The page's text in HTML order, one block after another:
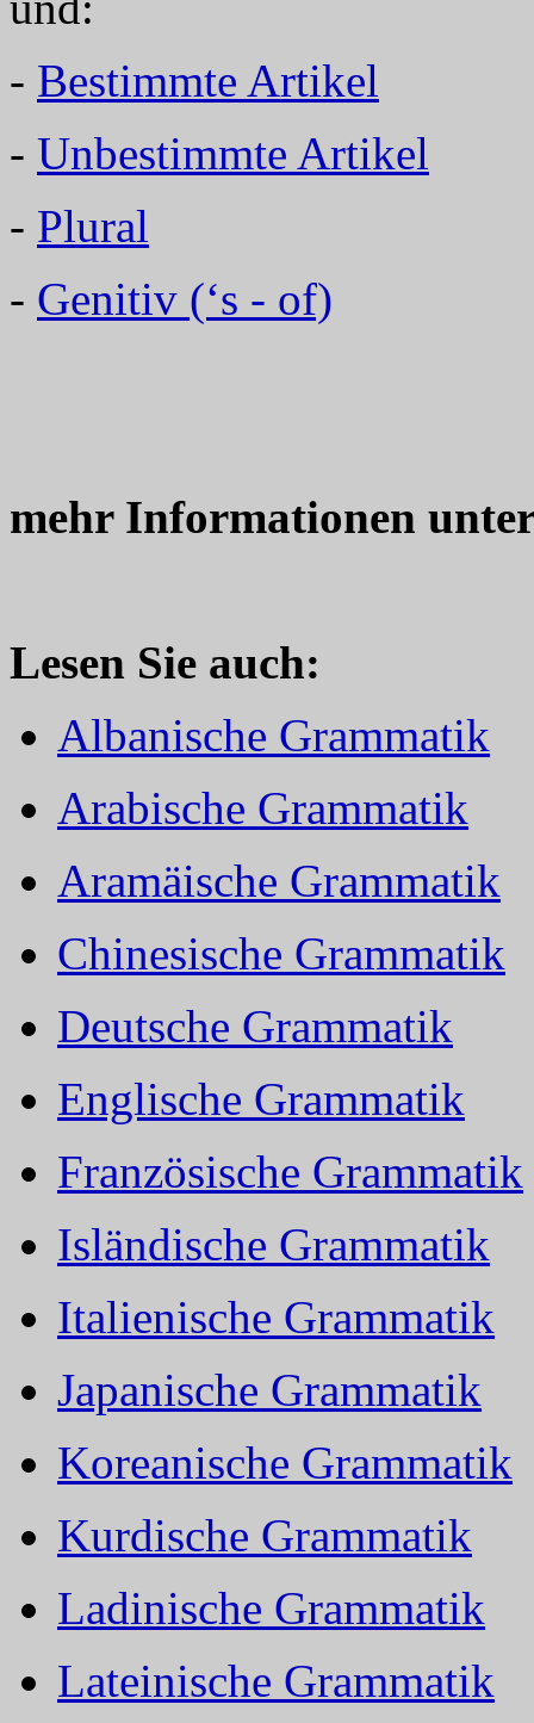
- Bestimmte Artikel
- Unbestimmte Artikel
- Plural
- Genitiv (‘s - of)
mehr Informationen
Lesen Sie auch:
Albanische Grammatik
Arabische Grammatik
Aramäische Grammatik
Chinesische Grammatik
Deutsche Grammatik
Englische Grammatik
Französische Grammatik
Isländische Grammatik
Italienische Grammatik
Japanische Grammatik
Koreanische Grammatik
Kurdische Grammatik
Ladinische Grammatik
Lateinische Grammatik